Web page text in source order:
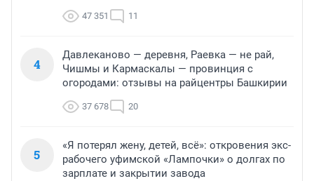
47 351 11
4
Давлеканово — деревня, Раевка — не рай,
Чишмы и Кармаскалы — провинция с
огородами: отзывы на райцентры Башкирии
37 678 20
5
«Я потерял жену, детей, всё»: откровения экс-
рабочего уфимской «Лампочки» о долгах по
зарплате и закрытии завода